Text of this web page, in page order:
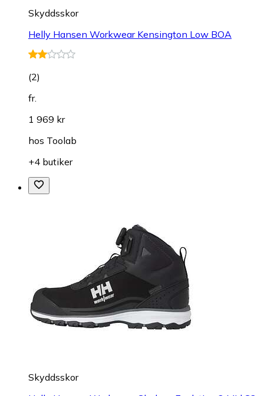
Skyddsskor
Helly Hansen Workwear Kensington Low BOA
(2)
fr.
1 969 kr
hos Toolab
+4 butiker
Skyddsskor